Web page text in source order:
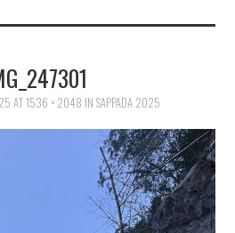
AT1536 × 2048 IN SAPPADA 2025